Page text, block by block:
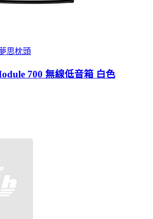
思枕頭
700 無線低音箱 白色